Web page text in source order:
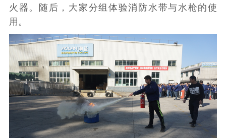
火器。随后，大家分组体验消防水带与水枪的使
用。